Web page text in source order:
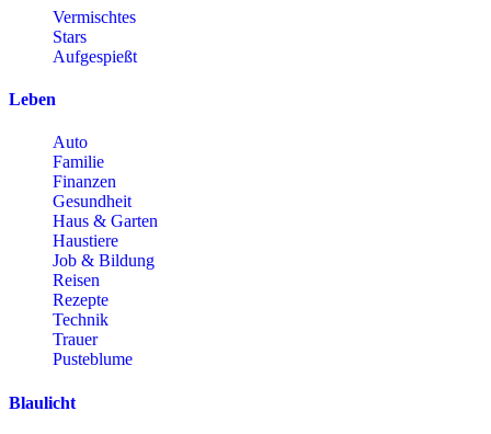
Vermischtes
Stars
Aufgespießt
Leben
Auto
Familie
Finanzen
Gesundheit
Haus & Garten
Haustiere
Job & Bildung
Reisen
Rezepte
Technik
Trauer
Pusteblume
Blaulicht